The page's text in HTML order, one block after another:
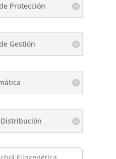
Protección
Gestión